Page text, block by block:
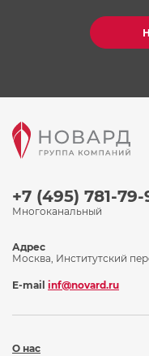
+7 (495) 781-
Многоканальный
О нас
Адрес
Москва, Институтский
E-mail inf@novard.ru